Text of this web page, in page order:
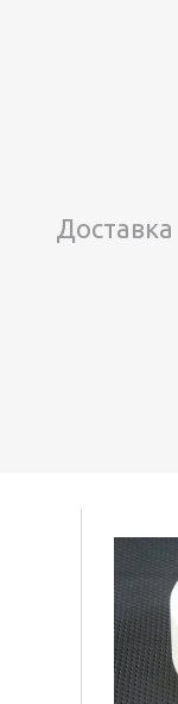
Доставка